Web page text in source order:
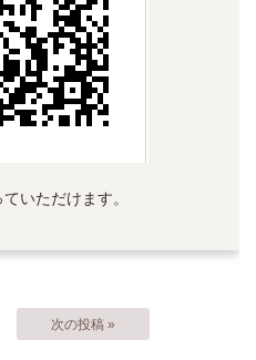
いただけます。
次の投稿 »